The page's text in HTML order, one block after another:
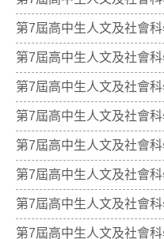
第7屆高中生人文及社會
第7屆高中生人文及社會
第7屆高中生人文及社會
第7屆高中生人文及社會
第7屆高中生人文及社會
第7屆高中生人文及社會
第7屆高中生人文及社會
第7屆高中生人文及社會